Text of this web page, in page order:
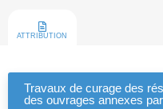
ATTRIBUTION
Travaux de curage des
des ouvrages annexes